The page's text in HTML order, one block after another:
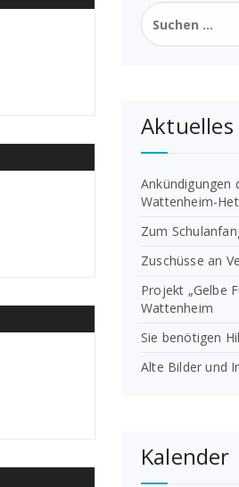
Suchen
nach:
Aktuelles
Ankündigungen
Wattenheim-
Zum
Zuschüsse an
Projekt „Gelbe
Wattenheim
Sie benötigen
Alte Bilder und
Kalender